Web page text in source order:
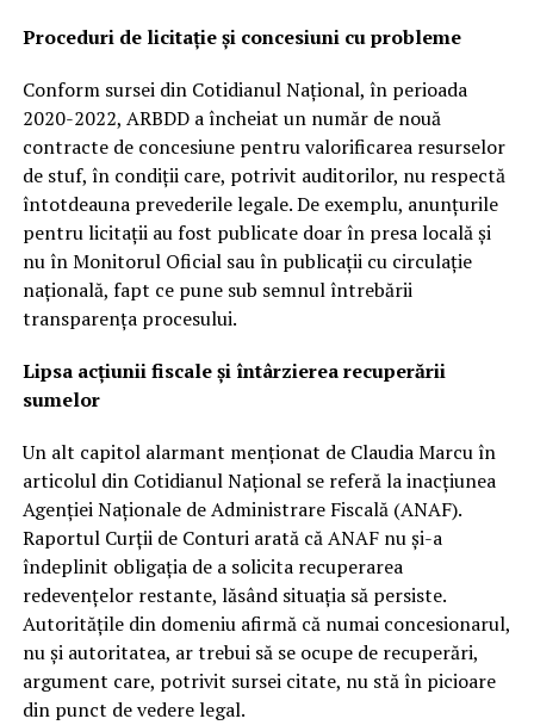
Proceduri de licitație și concesiuni cu probleme
Conform sursei din Cotidianul Național, în perioada
2020-2022, ARBDD a încheiat un număr de nouă
contracte de concesiune pentru valorificarea resurselor
de stuf, în condiții care, potrivit auditorilor, nu respectă
întotdeauna prevederile legale. De exemplu, anunțurile
pentru licitații au fost publicate doar în presa locală și
nu în Monitorul Oficial sau în publicații cu circulație
națională, fapt ce pune sub semnul întrebării
transparența procesului.
Lipsa acțiunii fiscale și întârzierea recuperării
sumelor
Un alt capitol alarmant menționat de Claudia Marcu în
articolul din Cotidianul Național se referă la inacțiunea
Agenției Naționale de Administrare Fiscală (ANAF).
Raportul Curții de Conturi arată că ANAF nu și-a
îndeplinit obligația de a solicita recuperarea
redevențelor restante, lăsând situația să persiste.
Autoritățile din domeniu afirmă că numai concesionarul,
nu și autoritatea, ar trebui să se ocupe de recuperări,
argument care, potrivit sursei citate, nu stă în picioare
din punct de vedere legal.